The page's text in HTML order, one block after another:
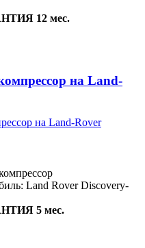
12 мес.
на Land-
Land Rover Discovery-
5 мес.